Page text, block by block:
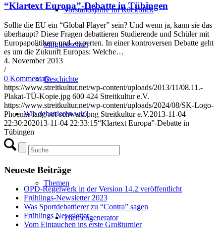
Vorstandsjahre im Rückblick
Mitgliedschaft
Geschichte
Wie debattieren wir?
Einstiegsinfos
Themen
Themengenerator
“Klartext Europa”-Debatte in Tübingen
Sollte die EU ein “Global Player” sein? Und wenn ja, kann sie das
überhaupt? Diese Fragen debattieren Studierende und Schüler mit
Europapolitikern und -experten. In einer kontroversen Debatte geht
es um die Zukunft Europas: Welche…
4. November 2013
/
0 Kommentare
https://www.streitkultur.net/wp-content/uploads/2013/11/08.11.-
Plakat-TÜ-Kopie.jpg 600 424 Streitkultur e.V.
https://www.streitkultur.net/wp-content/uploads/2024/08/SK-Logo-
Phoenix-lang-rot-schwarz.png Streitkultur e.V.2013-11-04
22:30:202013-11-04 22:33:15“Klartext Europa”-Debatte in
Tübingen
Neueste Beiträge
OPD-Regelwerk in der Version 14.2 veröffentlicht
Frühlings-Newsletter 2023
Was Sportdebattierer zu “Contra” sagen
Frühlings Newsletter
Vom Eintauchen ins erste Großturnier